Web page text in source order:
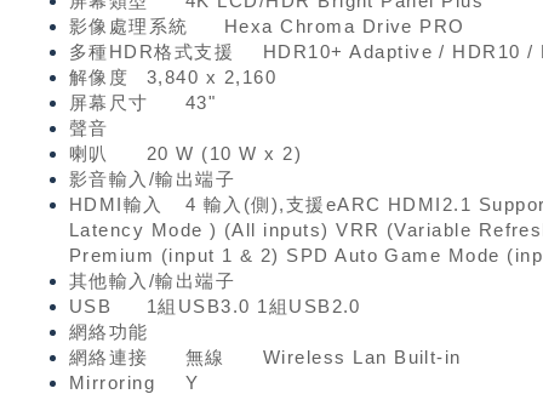
影像處理系統
Hexa Chroma Drive PRO
多種HDR格式支援
HDR10+ Adaptive / HDR10
解像度
3,840 x 2,160
屏幕尺寸
43"
聲音
喇叭
20 W (10 W x 2)
影音輸入/輸出端子
HDMI輸入
4 輸入(側),支援eARC HDMI2.1
Latency Mode ) (All inputs) VRR (Variable
Premium (input 1 & 2) SPD Auto Game Mode
其他輸入/輸出端子
USB
1組USB3.0 1組USB2.0
網絡功能
網絡連接
無線
Wireless Lan Built-in
Mirroring
Y